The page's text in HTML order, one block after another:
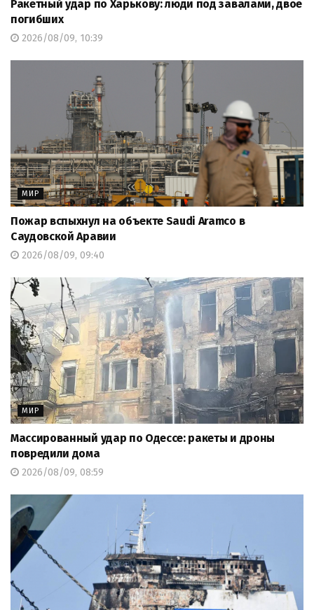
Ракетный удар по Харькову: люди под завалами, двое
погибших
2026/08/09, 10:39
МИР
Пожар вспыхнул на объекте Saudi Aramco в
Саудовской Аравии
2026/08/09, 09:40
МИР
Массированный удар по Одессе: ракеты и дроны
повредили дома
2026/08/09, 08:59